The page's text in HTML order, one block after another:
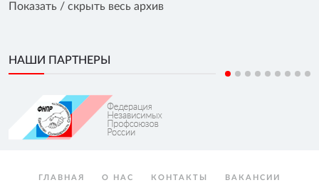
Показать / скрыть весь архив
НАШИ ПАРТНЕРЫ
ГЛАВНАЯ О НАС КОНТАКТЫ ВАКАНСИИ